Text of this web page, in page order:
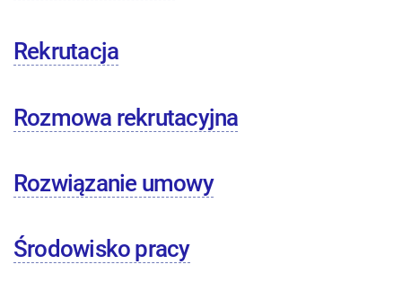
Rekrutacja
Rozmowa rekrutacyjna
Rozwiązanie umowy
Środowisko pracy